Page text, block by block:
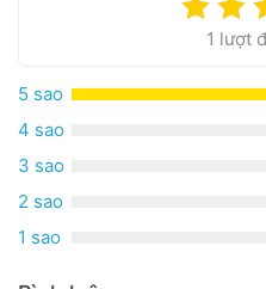
1 lượt
5 sao
4 sao
3 sao
2 sao
1 sao